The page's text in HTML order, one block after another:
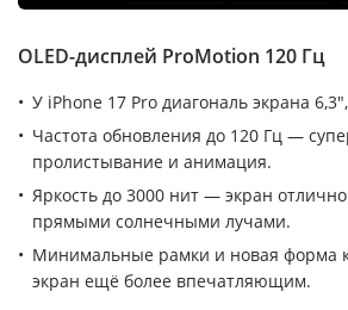
OLED-дисплей ProMotion 120 Гц
У iPhone 17 Pro диагональ экрана
Частота обновления до 120 Гц —
пролистывание и анимация.
Яркость до 3000 нит — экран
прямыми солнечными лучами.
Минимальные рамки и новая форма
экран ещё более впечатляющим.